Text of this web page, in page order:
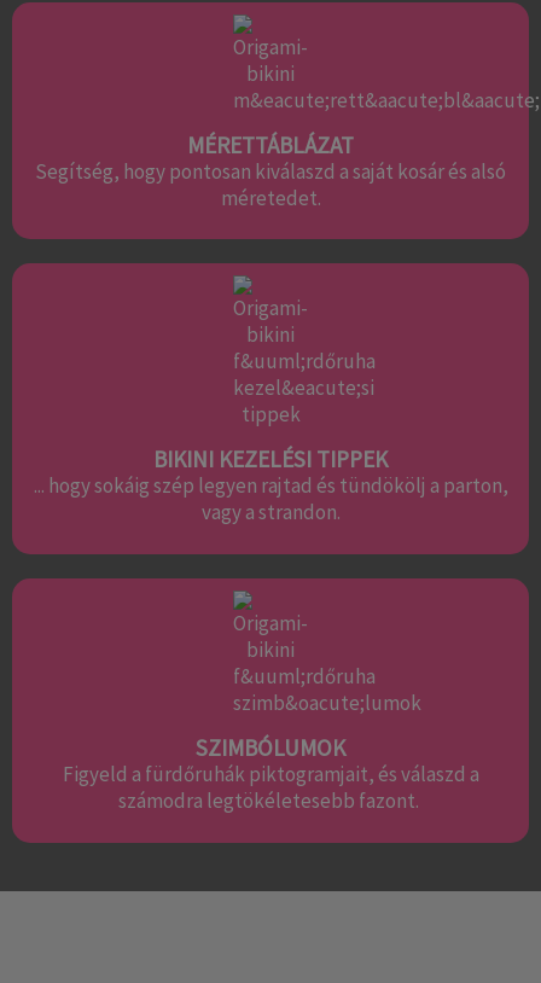
MÉRETTÁBLÁZAT
Segítség, hogy pontosan kiválaszd a saját kosár és alsó
méretedet.
BIKINI KEZELÉSI TIPPEK
... hogy sokáig szép legyen rajtad és tündökölj a parton,
vagy a strandon.
SZIMBÓLUMOK
Figyeld a fürdőruhák piktogramjait, és válaszd a
számodra legtökéletesebb fazont.